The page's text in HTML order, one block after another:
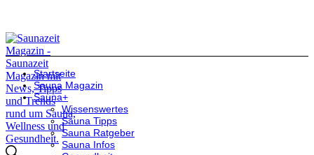
Startseite
Sauna Magazin
Sauna+
Wissenswertes
Sauna Tipps
Sauna Ratgeber
Sauna Infos